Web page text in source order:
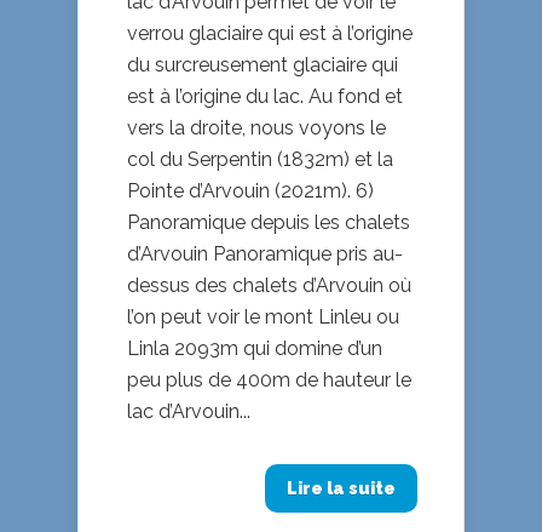
verrou glaciaire qui est à l’origine
du surcreusement glaciaire qui
est à l’origine du lac. Au fond et
vers la droite, nous voyons le
col du Serpentin (1832m) et la
Pointe d’Arvouin (2021m). 6)
Panoramique depuis les chalets
d’Arvouin Panoramique pris au-
dessus des chalets d’Arvouin où
l’on peut voir le mont Linleu ou
Linla 2093m qui domine d’un
peu plus de 400m de hauteur le
lac d’Arvouin...
Lire la suite